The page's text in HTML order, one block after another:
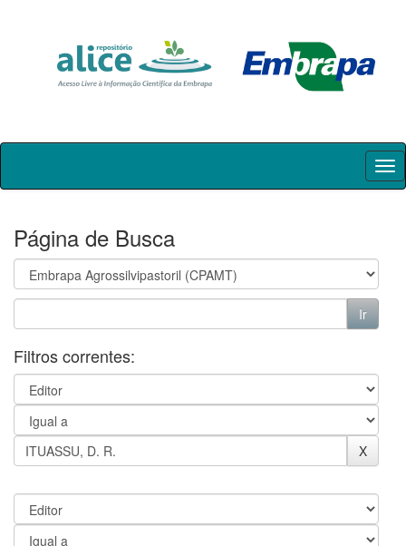
Skip
Página de Busca
Filtros correntes: